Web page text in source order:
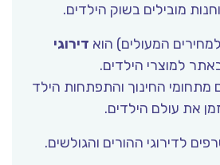
מובילים בשוק הילדים.
המעולים) הוא דירוגי
למוצרי הילדים.
מומחים מתחומי החינוך והתפתחות הילד
את עולם הילדים.
לדירוגי ההורים והגולשים.